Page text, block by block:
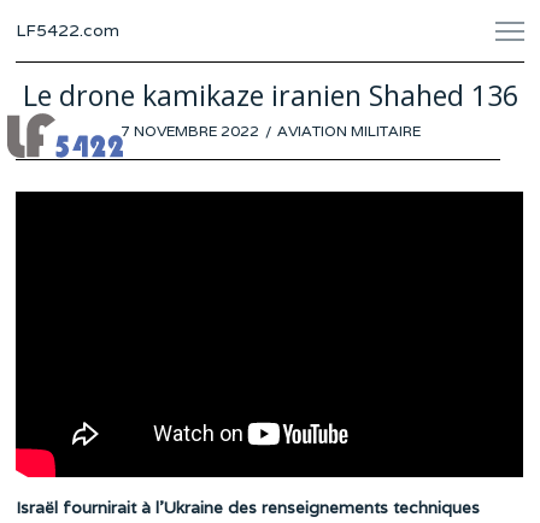
LF5422.com
Le drone kamikaze iranien Shahed 136
POSTED
ON
7 NOVEMBRE 2022 1 AVIATION MILITAIRE
Israël fournirait à l’Ukraine des renseignements techniques